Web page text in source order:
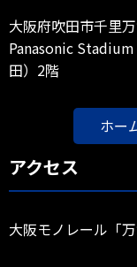
大阪府吹田市千里
Panasonic
田）2階
ホー
アクセス
大阪モノレール「